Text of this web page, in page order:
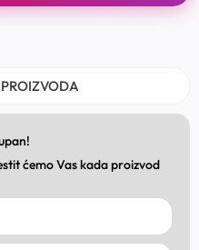
ćemo Vas kada proizvod